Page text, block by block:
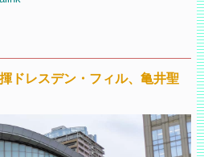
ドレスデン・フィル、亀井聖